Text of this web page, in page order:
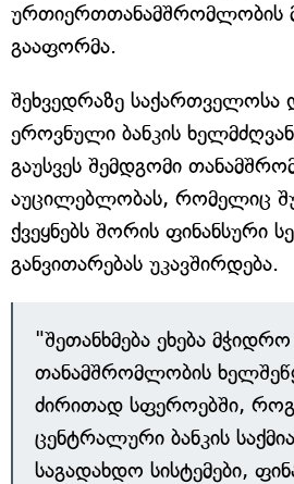
ურთიერთთანამშრომლობის
გააფორმა.
შეხვედრაზე საქართველოსა
ეროვნული ბანკის
გაუსვეს შემდგომი
აუცილებლობას, რომელიც
ქვეყნებს შორის ფინანსური
განვითარებას უკავშირდება.
"შეთანხმება ეხება მჭიდრო
თანამშრომლობის
ძირითად სფეროებში,
ცენტრალური ბანკის
საგადახდო სისტემები,